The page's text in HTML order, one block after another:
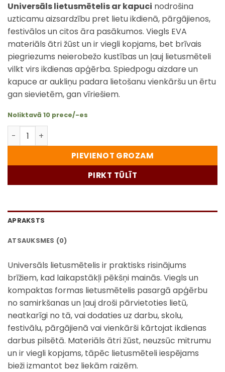
Universāls lietusmētelis ar kapuci nodrošina
uzticamu aizsardzību pret lietu ikdienā, pārgājienos,
festivālos un citos āra pasākumos. Viegls EVA
materiāls ātri žūst un ir viegli kopjams, bet brīvais
piegriezums neierobežo kustības un ļauj lietusmēteli
vilkt virs ikdienas apģērba. Spiedpogu aizdare un
kapuce ar aukliņu padara lietošanu vienkāršu un ērtu
gan sievietēm, gan vīriešiem.
Noliktavā 10 prece/-es
Universāls lietusmētelis ar kapuci ikdienai un
PIEVIENOT GROZAM
PIRKT TŪLĪT
APRAKSTS
ATSAUKSMES (0)
Universāls lietusmētelis ir praktisks risinājums
brīžiem, kad laikapstākļi pēkšņi mainās. Viegls un
kompaktas formas lietusmētelis pasargā apģērbu
no samirkšanas un ļauj droši pārvietoties lietū,
neatkarīgi no tā, vai dodaties uz darbu, skolu,
festivālu, pārgājienā vai vienkārši kārtojat ikdienas
darbus pilsētā. Materiāls ātri žūst, neuzsūc mitrumu
un ir viegli kopjams, tāpēc lietusmēteli iespējams
bieži izmantot bez liekām raizēm.